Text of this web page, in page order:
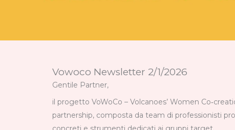
Vowoco Newsletter 2/1/2026
Gentile Partner,
il progetto VoWoCo – Volcanoes’ Women
partnership, composta da team di professionisti